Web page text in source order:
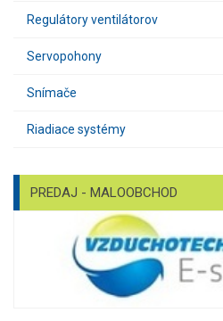
Regulátory ventilátorov
Servopohony
Snímače
Riadiace systémy
PREDAJ - MALOOBCHOD